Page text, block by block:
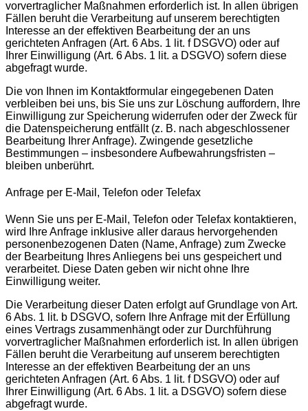
vorvertraglicher Maßnahmen erforderlich ist. In allen übrigen
Fällen beruht die Verarbeitung auf unserem berechtigten
Interesse an der effektiven Bearbeitung der an uns
gerichteten Anfragen (Art. 6 Abs. 1 lit. f DSGVO) oder auf
Ihrer Einwilligung (Art. 6 Abs. 1 lit. a DSGVO) sofern diese
abgefragt wurde.
Die von Ihnen im Kontaktformular eingegebenen Daten
verbleiben bei uns, bis Sie uns zur Löschung auffordern, Ihre
Einwilligung zur Speicherung widerrufen oder der Zweck für
die Datenspeicherung entfällt (z. B. nach abgeschlossener
Bearbeitung Ihrer Anfrage). Zwingende gesetzliche
Bestimmungen – insbesondere Aufbewahrungsfristen –
bleiben unberührt.
Anfrage per E-Mail, Telefon oder Telefax
Wenn Sie uns per E-Mail, Telefon oder Telefax kontaktieren,
wird Ihre Anfrage inklusive aller daraus hervorgehenden
personenbezogenen Daten (Name, Anfrage) zum Zwecke
der Bearbeitung Ihres Anliegens bei uns gespeichert und
verarbeitet. Diese Daten geben wir nicht ohne Ihre
Einwilligung weiter.
Die Verarbeitung dieser Daten erfolgt auf Grundlage von Art.
6 Abs. 1 lit. b DSGVO, sofern Ihre Anfrage mit der Erfüllung
eines Vertrags zusammenhängt oder zur Durchführung
vorvertraglicher Maßnahmen erforderlich ist. In allen übrigen
Fällen beruht die Verarbeitung auf unserem berechtigten
Interesse an der effektiven Bearbeitung der an uns
gerichteten Anfragen (Art. 6 Abs. 1 lit. f DSGVO) oder auf
Ihrer Einwilligung (Art. 6 Abs. 1 lit. a DSGVO) sofern diese
abgefragt wurde.